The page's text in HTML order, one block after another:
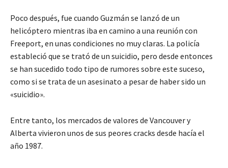
Poco después, fue cuando Guzmán se lanzó de un
helicóptero mientras iba en camino a una reunión con
Freeport, en unas condiciones no muy claras. La policía
estableció que se trató de un suicidio, pero desde entonces
se han sucedido todo tipo de rumores sobre este suceso,
como si se trata de un asesinato a pesar de haber sido un
«suicidio».
Entre tanto, los mercados de valores de Vancouver y
Alberta vivieron unos de sus peores cracks desde hacía el
año 1987.